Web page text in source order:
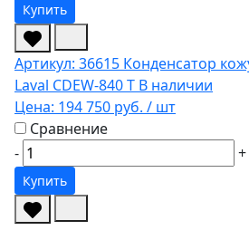
Купить
Артикул: 36615 Конденсатор
Laval CDEW-840 T В наличии
Цена: 194 750 руб. / шт
Сравнение
-
+
Купить